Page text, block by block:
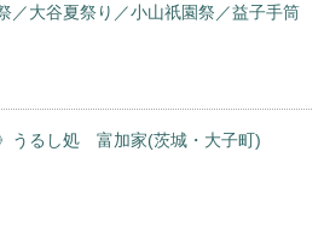
／大谷夏祭り／小山祇園祭／益子手筒
》うるし処 富加家(茨城・大子町)